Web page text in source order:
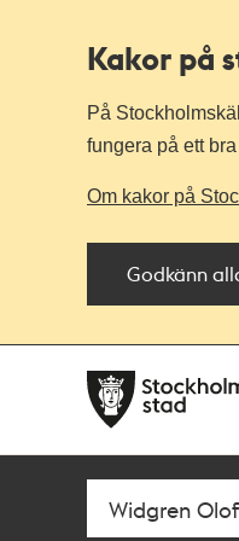
Kakor på
På
fungera på ett
Om kakor på
Godkänn
navigationen
huvudinnehållet
Sök